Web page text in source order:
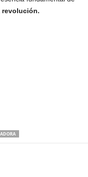
revolución.